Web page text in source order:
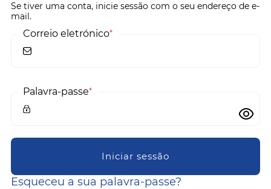
Se tiver uma conta, inicie sessão com o seu endereço de e-
mail.
Correio eletrónico
Palavra-passe
Iniciar sessão
Esqueceu a sua palavra-passe?